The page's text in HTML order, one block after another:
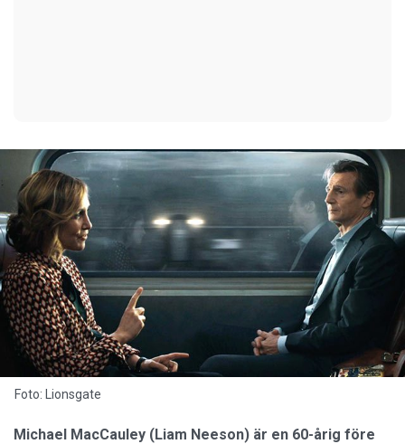
Foto: Lionsgate
Michael MacCauley (Liam Neeson) är en 60-årig före